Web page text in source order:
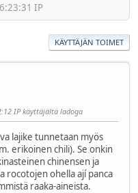
IP
KÄYTTÄJÄN TOIMET
IP käyttäjältä ladoga
lajike tunnetaan myös
erikoinen chili). Se onkin
chinensen ja
rocotojen ohella ají panca
raaka-aineista.